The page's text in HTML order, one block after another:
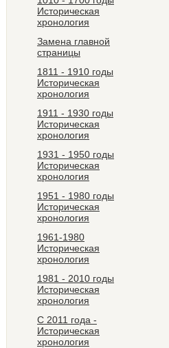
Историческая
хронология
Замена главной
страницы
1811 - 1910 годы
Историческая
хронология
1911 - 1930 годы
Историческая
хронология
1931 - 1950 годы
Историческая
хронология
1951 - 1980 годы
Историческая
хронология
1961-1980
Историческая
хронология
1981 - 2010 годы
Историческая
хронология
С 2011 года -
Историческая
хронология